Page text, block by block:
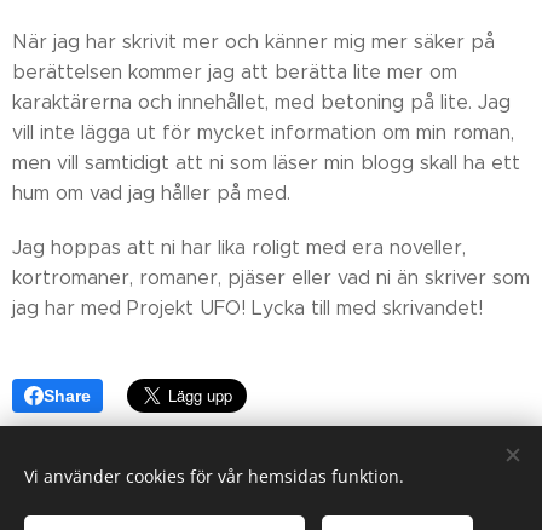
När jag har skrivit mer och känner mig mer säker på
berättelsen kommer jag att berätta lite mer om
karaktärerna och innehållet, med betoning på lite. Jag
vill inte lägga ut för mycket information om min roman,
men vill samtidigt att ni som läser min blogg skall ha ett
hum om vad jag håller på med.
Jag hoppas att ni har lika roligt med era noveller,
kortromaner, romaner, pjäser eller vad ni än skriver som
jag har med Projekt UFO! Lycka till med skrivandet!
Share
Vi använder cookies för vår hemsidas funktion.